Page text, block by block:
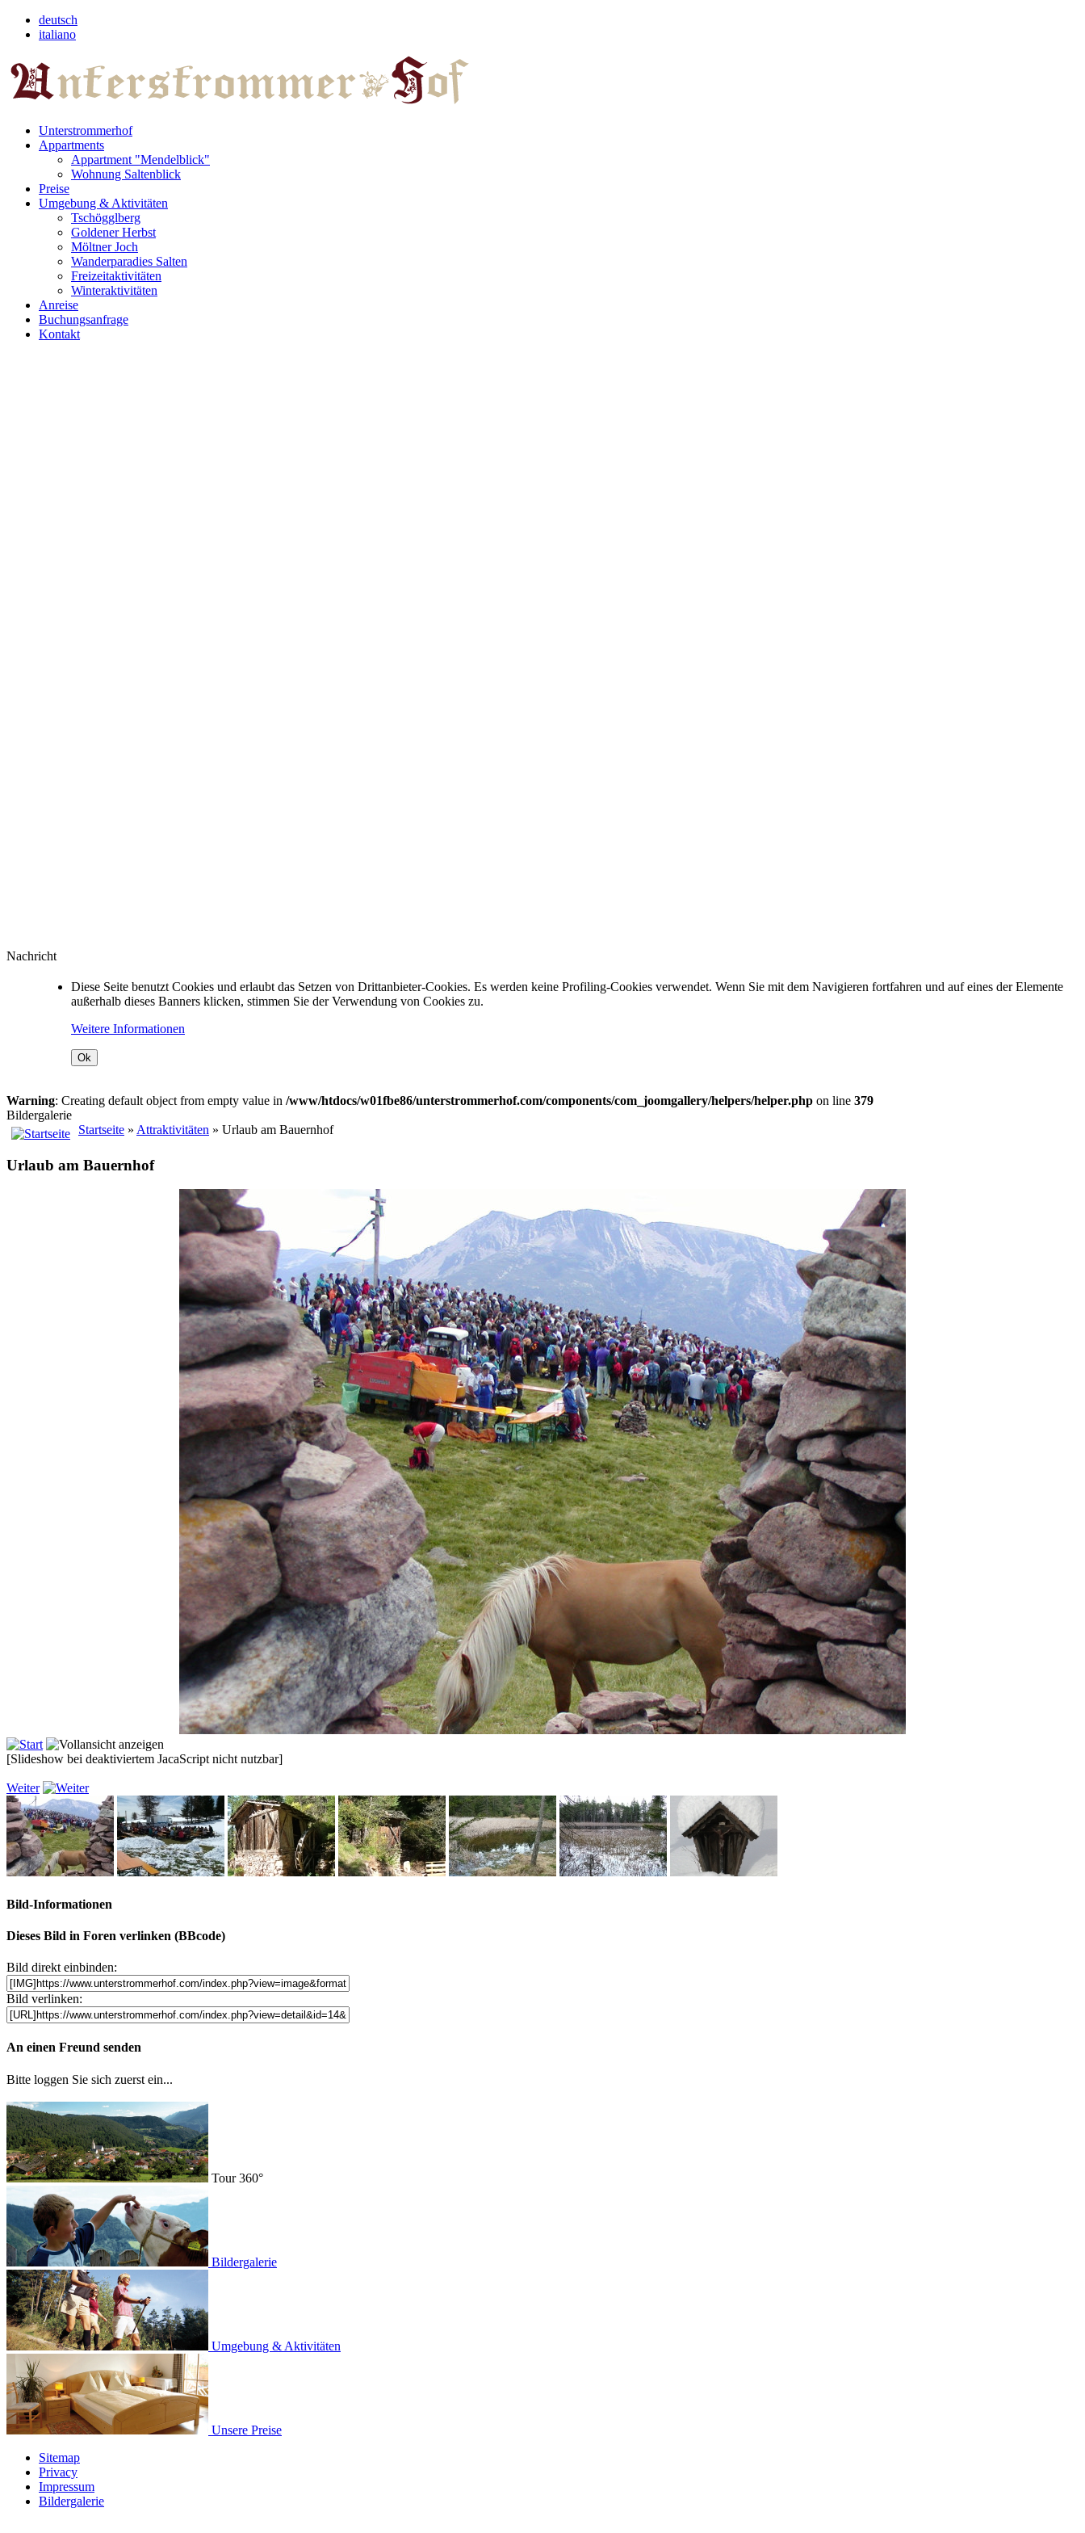
deutsch
italiano
Unterstrommerhof
Appartments
Appartment "Mendelblick"
Wohnung Saltenblick
Preise
Umgebung & Aktivitäten
Tschögglberg
Goldener Herbst
Möltner Joch
Wanderparadies Salten
Freizeitaktivitäten
Winteraktivitäten
Anreise
Buchungsanfrage
Kontakt
Nachricht
Diese Seite benutzt Cookies und erlaubt das Setzen von Drittanbieter-Cookies. Es werden keine Profiling-Cookies verwendet. Wenn Sie mit dem Navigieren fortfahren und auf eines der Elemente
außerhalb dieses Banners klicken, stimmen Sie der Verwendung von Cookies zu.
Weitere Informationen
Ok
Warning: Creating default object from empty value in /www/htdocs/w01fbe86/unterstrommerhof.com/components/com_joomgallery/helpers/helper.php on line 379
Bildergalerie
Startseite » Attraktivitäten » Urlaub am Bauernhof
Urlaub am Bauernhof
[Slideshow bei deaktiviertem JacaScript nicht nutzbar]
Weiter
Bild-Informationen
Dieses Bild in Foren verlinken (BBcode)
Bild direkt einbinden:
Bild verlinken:
An einen Freund senden
Bitte loggen Sie sich zuerst ein...
Tour 360°
Bildergalerie
Umgebung & Aktivitäten
Unsere Preise
Sitemap
Privacy
Impressum
Bildergalerie